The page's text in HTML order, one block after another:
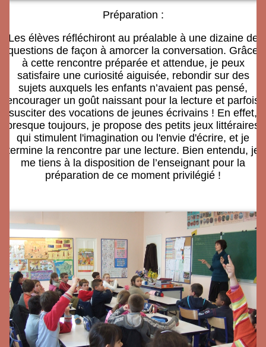
Préparation :
Les élèves réfléchiront au préalable à une dizaine de
questions de façon à amorcer la conversation. Grâce
à cette rencontre préparée et attendue, je peux
satisfaire une curiosité aiguisée, rebondir sur des
sujets auxquels les enfants n’avaient pas pensé,
encourager un goût naissant pour la lecture et parfois
susciter des vocations de jeunes écrivains ! En effet,
presque toujours, je propose des petits jeux littéraires
qui stimulent l'imagination ou l'envie d'écrire, et je
termine la rencontre par une lecture. Bien entendu, je
me tiens à la disposition de l’enseignant pour la
préparation de ce moment privilégié !